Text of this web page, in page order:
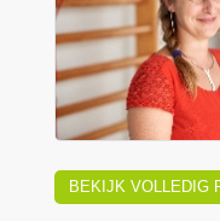
BEKIJK VOLLEDIG